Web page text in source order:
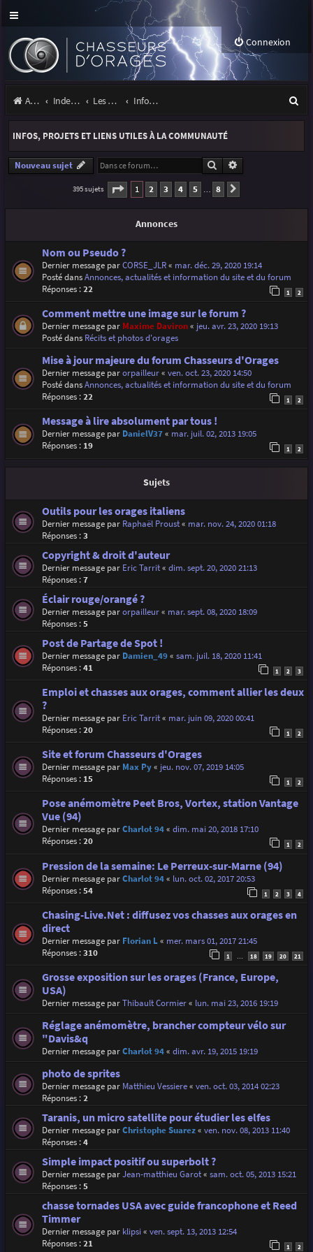
Connexion
Accueil Index du forum Les orages Infos, projets et liens utiles à la communauté
e
r
INFOS, PROJETS ET LIENS UTILES À LA COMMUNAUTÉ
Nouveau sujet Rechercher
395 sujets Page 1sur
1 2 3 4 5 … 8
Annonces
Nom ou Pseudo ?
Dernier message parCORSE_JLR« mar. déc. 29, 2020 19:14
Posté dansAnnonces, actualités et information du site et du forum
Réponses :22 1 2
Comment mettre une image sur le forum ?
Dernier message par Maxime Daviron« jeu. avr. 23, 2020 19:13
Posté dans Récits et photos d'orages
Mise à jour majeure du forum Chasseurs d'Orages
Dernier message parorpailleur« ven. oct. 23, 2020 14:50
Posté dansAnnonces, actualités et information du site et du forum
Réponses :22 1 2
Message à lire absolument par tous !
Dernier message par DanielV37« mar. juil. 02, 2013 19:05
Réponses : 19 1 2
Sujets
Outils pour les orages italiens
Dernier message par Raphaël Proust« mar. nov. 24, 2020 01:18
Réponses :3
Copyright & droit d'auteur
Dernier message par Eric Tarrit« dim. sept. 20, 2020 21:13
Réponses :7
Éclair rouge/orangé ?
Dernier message parorpailleur« mar. sept. 08, 2020 18:09
Réponses :5
Post de Partage de Spot !
Dernier message par Damien_49« sam. juil. 18, 2020 11:41
Réponses :41 1 2 3
Emploi et chasses aux orages, comment allier les deux
?
Dernier message par Eric Tarrit« mar. juin 09, 2020 00:41
Réponses :20 1 2
Site et forum Chasseurs d'Orages
Dernier message par Max Py« jeu. nov. 07, 2019 14:05
Réponses : 15 1 2
Pose anémomètre Peet Bros, Vortex, station Vantage
Vue (94)
Dernier message parCharlot 94« dim. mai 20, 2018 17:10
Réponses :20 1 2
Pression de la semaine: Le Perreux-sur-Marne (94)
Dernier message parCharlot 94« lun. oct. 02, 2017 20:53
Réponses :54 1 2 3 4
Chasing-Live.Net : diffusez vos chasses aux orages en
direct
Dernier message par Florian L« mer. mars 01, 2017 21:45
Réponses :310 1 18 19 20 21
Grosse exposition sur les orages (France, Europe,
USA)
Dernier message parThibault Cormier« lun. mai 23, 2016 19:19
Réglage anémomètre, brancher compteur vélo sur
"Davis&q
Dernier message parCharlot 94« dim. avr. 19, 2015 19:19
photo de sprites
Dernier message par Matthieu Vessiere« ven. oct. 03, 2014 02:23
Réponses :2
Taranis, un micro satellite pour étudier les elfes
Dernier message parChristophe Suarez« ven. nov. 08, 2013 11:40
Réponses :4
Simple impact positif ou superbolt ?
Dernier message parJean-matthieu Garot« sam. oct. 05, 2013 15:21
Réponses :5
chasse tornades USA avec guide francophone et Reed
Timmer
Dernier message par klipsi« ven. sept. 13, 2013 12:54
Réponses :21 1 2